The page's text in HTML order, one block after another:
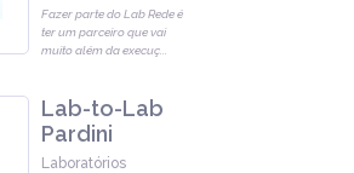
Fazer parte do Lab Rede é
ter um parceiro que vai
muito além da execuç
Lab-to-Lab
Pardini
Laboratórios